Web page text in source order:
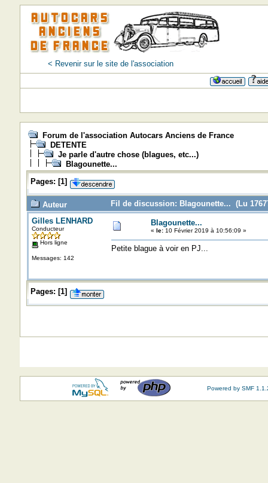
< Revenir sur le site de l'association
Forum de l'association Autocars Anciens de France
DETENTE
Je parle d'autre chose (blagues, etc...)
Blagounette...
Pages: [1]
Auteur
Fil de discussion: Blagounette... (Lu
Gilles LENHARD
Conducteur
Hors ligne
Messages: 142
Blagounette...
« le:10 Février 2019 à 10:56:09 »
Petite blague à voir en PJ...
Pages: [1]
Powered by SMF